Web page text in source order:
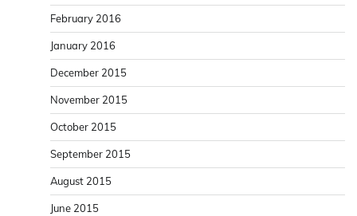
February 2016
January 2016
December 2015
November 2015
October 2015
September 2015
August 2015
June 2015